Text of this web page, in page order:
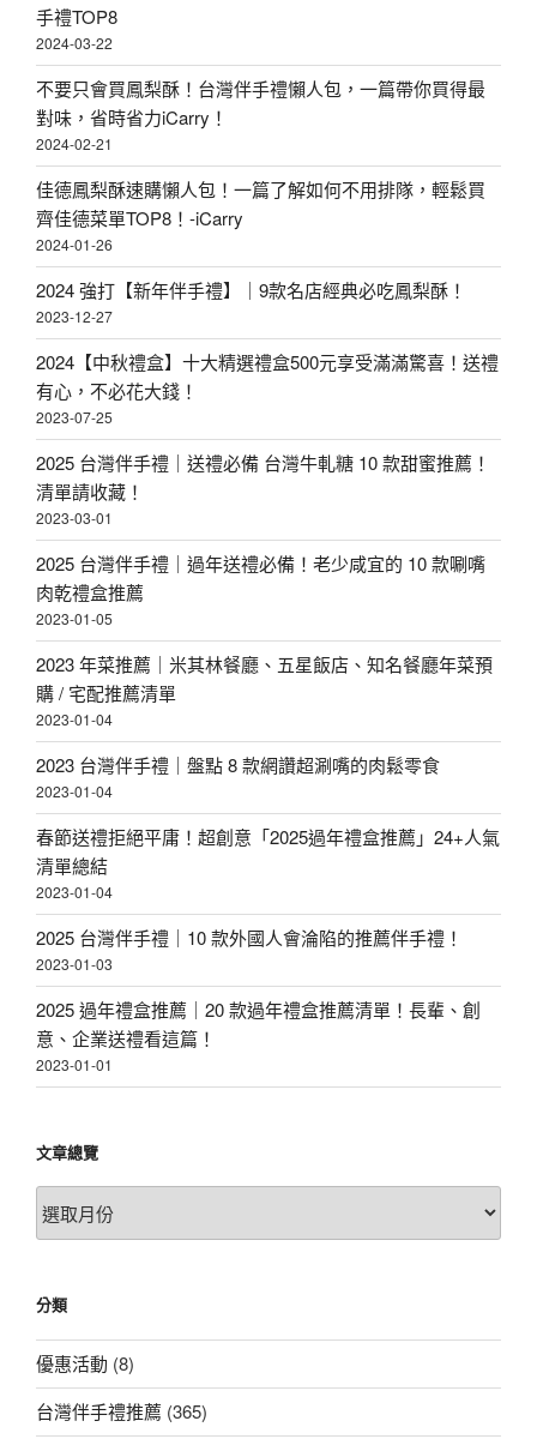
手禮TOP8
2024-03-22
不要只會買鳳梨酥！台灣伴手禮懶人包，一篇帶你買得最
對味，省時省力iCarry！
2024-02-21
佳德鳳梨酥速購懶人包！一篇了解如何不用排隊，輕鬆買
齊佳德菜單TOP8！-iCarry
2024-01-26
2024 強打【新年伴手禮】｜9款名店經典必吃鳳梨酥！
2023-12-27
2024【中秋禮盒】十大精選禮盒500元享受滿滿驚喜！送禮
有心，不必花大錢！
2023-07-25
2025 台灣伴手禮｜送禮必備 台灣牛軋糖 10 款甜蜜推薦！
清單請收藏！
2023-03-01
2025 台灣伴手禮｜過年送禮必備！老少咸宜的 10 款唰嘴
肉乾禮盒推薦
2023-01-05
2023 年菜推薦｜米其林餐廳、五星飯店、知名餐廳年菜預
購 / 宅配推薦清單
2023-01-04
2023 台灣伴手禮｜盤點 8 款網讚超涮嘴的肉鬆零食
2023-01-04
春節送禮拒絕平庸！超創意「2025過年禮盒推薦」24+人氣
清單總結
2023-01-04
2025 台灣伴手禮｜10 款外國人會淪陷的推薦伴手禮！
2023-01-03
2025 過年禮盒推薦｜20 款過年禮盒推薦清單！長輩、創
意、企業送禮看這篇！
2023-01-01
文章總覽
文
章
分類
優惠活動 (8)
台灣伴手禮推薦 (365)